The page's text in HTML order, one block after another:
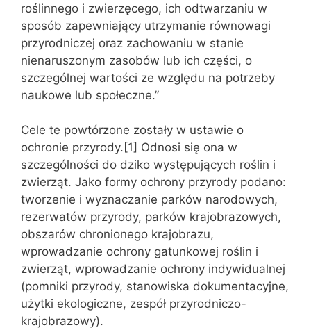
roślinnego i zwierzęcego, ich odtwarzaniu w
sposób zapewniający utrzymanie równowagi
przyrodniczej oraz zachowaniu w stanie
nienaruszonym zasobów lub ich części, o
szczególnej wartości ze względu na potrzeby
naukowe lub społeczne.”
Cele te powtórzone zostały w ustawie o
ochronie przyrody.[1] Odnosi się ona w
szczególności do dziko występujących roślin i
zwierząt. Jako formy ochrony przyrody podano:
tworzenie i wyznaczanie parków narodowych,
rezerwatów przyrody, parków krajobrazowych,
obszarów chronionego krajobrazu,
wprowadzanie ochrony gatunkowej roślin i
zwierząt, wprowadzanie ochrony indywidualnej
(pomniki przyrody, stanowiska dokumentacyjne,
użytki ekologiczne, zespół przyrodniczo-
krajobrazowy).